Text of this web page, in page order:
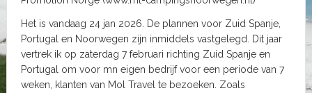
Het is vandaag 24 jan 2026. De plannen voor Zuid Spanje,
Portugal en Noorwegen zijn inmiddels vastgelegd. Dit jaar
vertrek ik op zaterdag 7 februari richting Zuid Spanje en
Portugal om voor mn eigen bedrijf voor een periode van 7
weken, klanten van Mol Travel te bezoeken. Zoals